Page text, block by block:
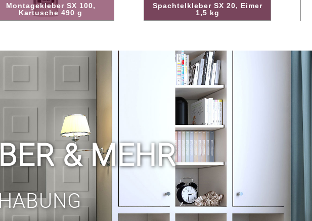
SX 100,
490 g
Spachtelkleber SX 20, Eimer
& MEHR